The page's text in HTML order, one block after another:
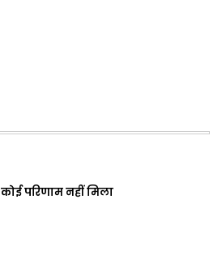
परिणाम नहीं मिला